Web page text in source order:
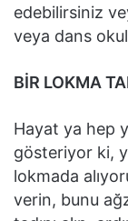
edebilirsiniz
veya dans
BİR LOKMA
Hayat ya hep
gösteriyor ki,
lokmada
verin, bunu